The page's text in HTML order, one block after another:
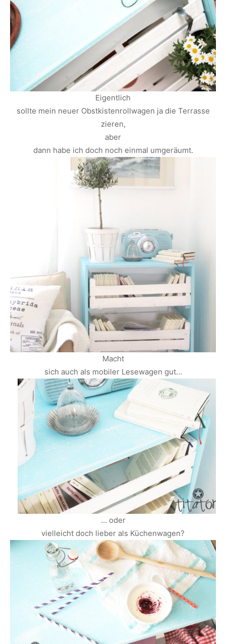
Eigentlich
sollte mein neuer Obstkistenrollwagen ja die Terrasse
zieren,
aber
dann habe ich doch noch einmal umgeräumt.
Macht
sich auch als mobiler Lesewagen gut…
… oder
vielleicht doch lieber als Küchenwagen?